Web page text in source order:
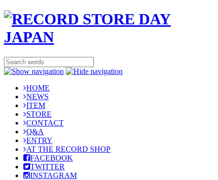
HOME
NEWS
ITEM
STORE
CONTACT
Q&A
ENTRY
AT THE RECORD SHOP
FACEBOOK
TWITTER
INSTAGRAM